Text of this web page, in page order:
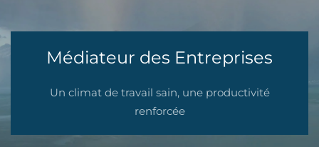
Médiateur des Entreprises
Un climat de travail sain, une productivité
renforcée